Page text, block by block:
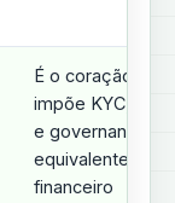
É o coração do
impõe KYC,
e governança
equivalentes ao
financeiro